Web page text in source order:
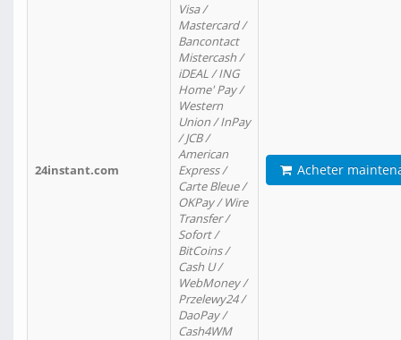
24instant.com
Visa /
Mastercard /
Bancontact
Mistercash /
iDEAL / ING
Home' Pay /
Western
Union / InPay
/ JCB /
American
Express /
Carte Bleue /
OKPay / Wire
Transfer /
Sofort /
BitCoins /
Cash U /
WebMoney /
Przelewy24 /
DaoPay /
Cash4WM
Acheter